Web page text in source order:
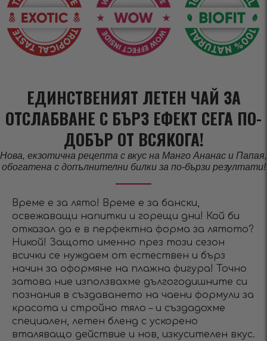
ЕДИНСТВЕНИЯТ ЛЕТЕН ЧАЙ ЗА
ОТСЛАБВАНЕ С БЪРЗ ЕФЕКТ СЕГА ПО-
ДОБЪР ОТ ВСЯКОГА!
Нова, екзотична рецепта с вкус на Манго Ананас и Папая,
обогатена с допълнителни билки за по-бързи резултати!
Време е за лято! Време е за бански,
освежаващи напитки и горещи дни! Кой би
отказал да е в перфектна форма за лятото?
Никой! Защото именно през този сезон
всички се нуждаем от естествен и бърз
начин за оформяне на плажна фигура! Точно
затова ние използвахме дългогодишните си
познания в създаването на чаени формули за
красота и стройно тяло – и създадохме
специален, летен бленд с ускорено
вталяващо действие и нов, изкусителен вкус.